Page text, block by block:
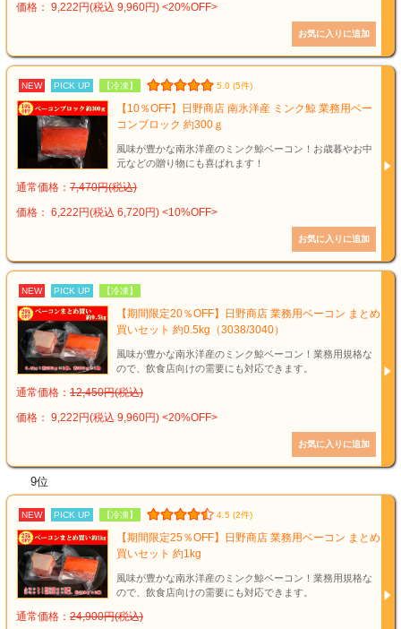
価格： 9,222円(税込 9,960円) <20%OFF>
NEW PICK UP 【冷凍】 5.0 (5件)
【10％OFF】日野商店 南氷洋産 ミンク鯨 業務用ベー
コンブロック 約300ｇ
風味が豊かな南氷洋産のミンク鯨ベーコン！お歳暮やお中
元などの贈り物にも喜ばれます！
通常価格： 7,470円(税込)
価格： 6,222円(税込 6,720円) <10%OFF>
NEW PICK UP 【冷凍】
【期間限定20％OFF】日野商店 業務用ベーコン まとめ
買いセット 約0.5kg（3038/3040）
風味が豊かな南氷洋産のミンク鯨ベーコン！業務用規格な
ので、飲食店向けの需要にも対応できます。
通常価格： 12,450円(税込)
価格： 9,222円(税込 9,960円) <20%OFF>
9位
NEW PICK UP 【冷凍】 4.5 (2件)
【期間限定25％OFF】日野商店 業務用ベーコン まとめ
買いセット 約1kg
風味が豊かな南氷洋産のミンク鯨ベーコン！業務用規格な
ので、飲食店向けの需要にも対応できます。
通常価格： 24,900円(税込)